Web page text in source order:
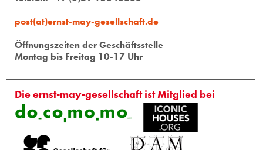
post(at)ernst-may-gesellschaft.de
Öffnungszeiten der Geschäftsstelle
Montag bis Freitag 10-17 Uhr
Die ernst-may-gesellschaft ist Mitglied bei